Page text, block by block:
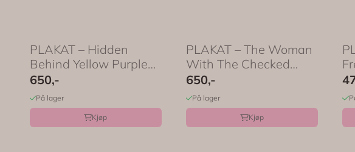
PLAKAT – Hidden
Behind Yellow Purple
Flowers – ...
650,-
På lager
Kjøp
PLAKAT – The Woman
With The Checked
Dress – 50 ...
650,-
På lager
Kjøp